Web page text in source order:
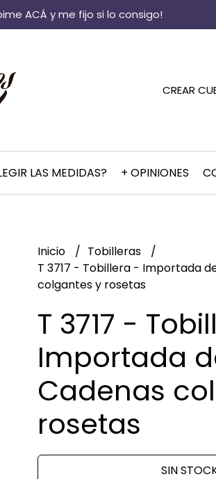
ACÁ y me fijo si lo consigo!
CREAR
LAS MEDIDAS? + OPINIONES
Inicio
Tobilleras
T 3717 - Tobillera - Importada
colgantes y rosetas
T 3717 -
Importada
Cadenas
rosetas
SIN